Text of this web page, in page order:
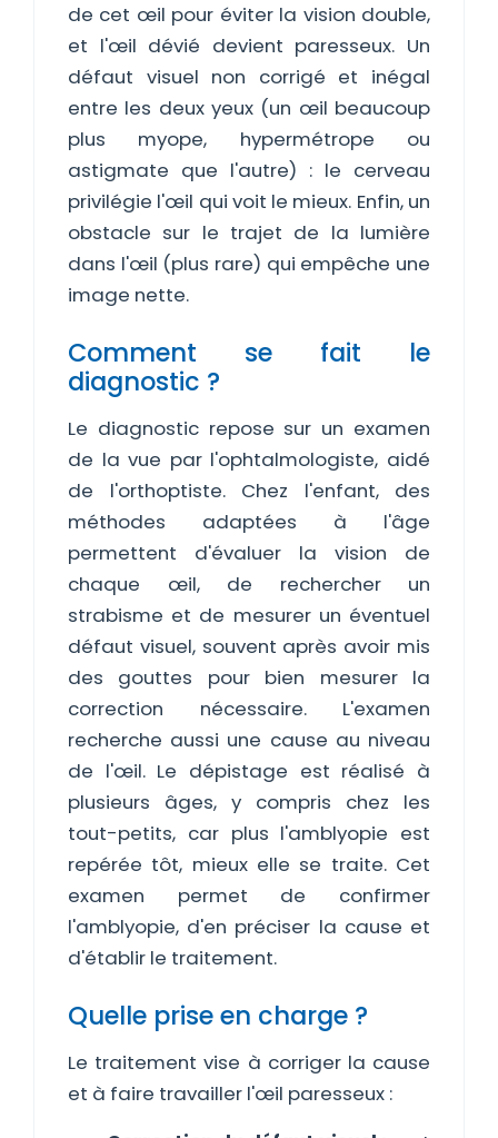
de cet œil pour éviter la vision double,
et l'œil dévié devient paresseux. Un
défaut visuel non corrigé et inégal
entre les deux yeux (un œil beaucoup
plus myope, hypermétrope ou
astigmate que l'autre) : le cerveau
privilégie l'œil qui voit le mieux. Enfin, un
obstacle sur le trajet de la lumière
dans l'œil (plus rare) qui empêche une
image nette.
Comment se fait le
diagnostic ?
Le diagnostic repose sur un examen
de la vue par l'ophtalmologiste, aidé
de l'orthoptiste. Chez l'enfant, des
méthodes adaptées à l'âge
permettent d'évaluer la vision de
chaque œil, de rechercher un
strabisme et de mesurer un éventuel
défaut visuel, souvent après avoir mis
des gouttes pour bien mesurer la
correction nécessaire. L'examen
recherche aussi une cause au niveau
de l'œil. Le dépistage est réalisé à
plusieurs âges, y compris chez les
tout-petits, car plus l'amblyopie est
repérée tôt, mieux elle se traite. Cet
examen permet de confirmer
l'amblyopie, d'en préciser la cause et
d'établir le traitement.
Quelle prise en charge ?
Le traitement vise à corriger la cause
et à faire travailler l'œil paresseux :